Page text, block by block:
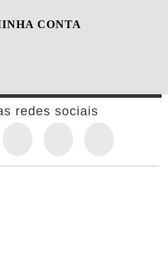
CONTA
redes sociais